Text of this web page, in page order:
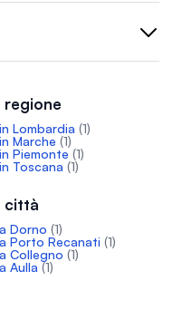
regione
Lombardia (1)
Marche (1)
Piemonte (1)
Toscana (1)
città
Dorno (1)
Porto Recanati (1)
Collegno (1)
Aulla (1)